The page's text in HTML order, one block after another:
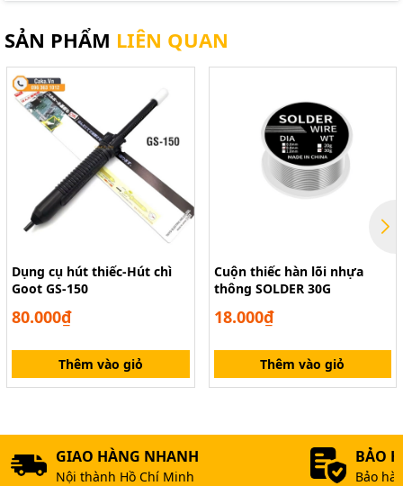
SẢN PHẨM LIÊN QUAN
Dụng cụ hút thiếc-Hút chì
Goot GS-150
80.000₫
Thêm vào giỏ
Cuộn thiếc hàn lõi nhựa
thông SOLDER 30G
18.000₫
Thêm vào giỏ
GIAO HÀNG NHANH
Nội thành Hồ Chí Minh
BẢO
Bảo